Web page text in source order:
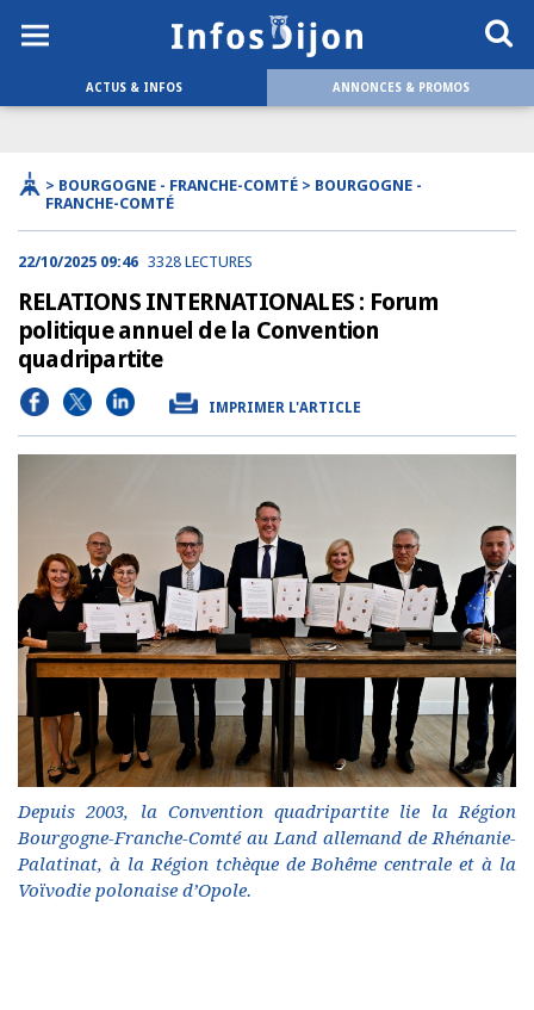
ACTUS & INFOS ANNONCES & PROMOS
> BOURGOGNE - FRANCHE-COMTÉ > BOURGOGNE -
FRANCHE-COMTÉ
22/10/2025 09:46 3328 LECTURES
RELATIONS INTERNATIONALES : Forum
politique annuel de la Convention
quadripartite
IMPRIMER L'ARTICLE
Depuis 2003, la Convention quadripartite lie la Région
Bourgogne-Franche-Comté au Land allemand de Rhénanie-
Palatinat, à la Région tchèque de Bohême centrale et à la
Voïvodie polonaise d’Opole.